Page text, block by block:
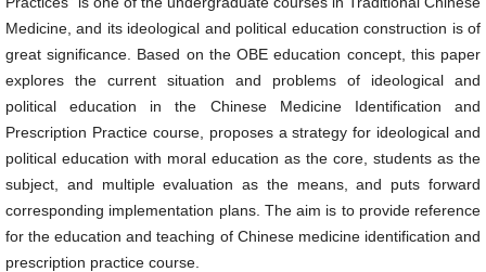
Medicine, and its ideological and political education construction is of
great significance. Based on the OBE education concept, this paper
explores the current situation and problems of ideological and
political education in the Chinese Medicine Identification and
Prescription Practice course, proposes a strategy for ideological and
political education with moral education as the core, students as the
subject, and multiple evaluation as the means, and puts forward
corresponding implementation plans. The aim is to provide reference
for the education and teaching of Chinese medicine identification and
prescription practice course.